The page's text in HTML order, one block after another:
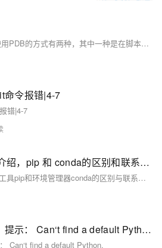
【10月更文挑战第15天】 使用PDB的方式有两种，其中一种是在脚本中添加代码，不觉得这种方式比print好在哪里，所以这种方式此文不表。这里我们只学习PDB的命令行使用方式
命令报错|4-7
错|4-7
python环境学习：pip介绍，pip 和 conda的区别和联系。哪个更好使用？pip创建虚拟环境并解释venv模块，pip的常用命令，conda的常用命令。
本文介绍了Python的包管理工具pip和环境管理器conda的区别与联系。pip主要用于安装和管理Python包，而conda不仅管理Python包，还能管理其他语言的包，并提供强大的环境管理功能。文章还讨论了pip创建虚拟环境的方法，以及pip和conda的常用命令。作者推荐使用conda安装科学计算和数据分析包，而pip则用于安装无法通过conda获取的包。
Python：执行py命令，提示： Can‘t find a default Python.
Can‘t find a default Python.